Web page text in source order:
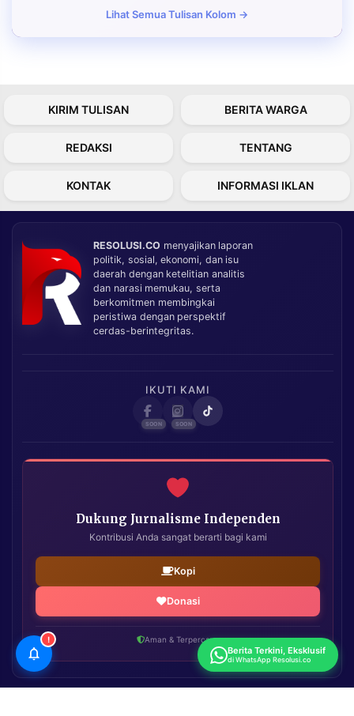
Lihat Semua Tulisan Kolom →
KIRIM TULISAN BERITA WARGA
REDAKSI TENTANG
KONTAK INFORMASI IKLAN
RESOLUSI.CO menyajikan laporan
politik, sosial, ekonomi, dan isu
daerah dengan ketelitian analitis
dan narasi memukau, serta
berkomitmen membingkai
peristiwa dengan perspektif
cerdas-berintegritas.
IKUTI KAMI
Dukung Jurnalisme Independen
Kontribusi Anda sangat berarti bagi kami
Kopi
Donasi
Aman & Terpercaya
!
Berita Terkini, Eksklusif
di WhatsApp Resolusi.co